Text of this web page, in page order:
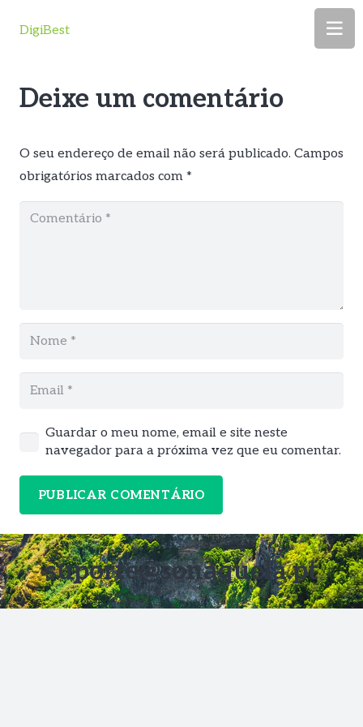
DigiBest
Deixe um comentário
O seu endereço de email não será publicado. Campos
obrigatórios marcados com *
Guardar o meu nome, email e site neste
navegador para a próxima vez que eu comentar.
PUBLICAR COMENTÁRIO
suporte@sonaquela.pt